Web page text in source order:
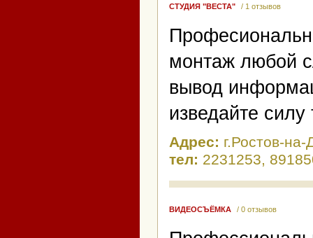
CТУДИЯ "ВЕСТА" / 1 отзывов
монтаж любой
вывод
изведайте силу
Адрес: г.Ростов-
тел: 2231253,
ВИДЕОСЪЁМКА / 0 отзывов